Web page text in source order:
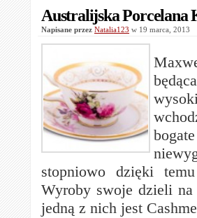
Australijska Porcelana
Napisane przez Natalia123 w 19 marca, 2013
stopniowo dzięki
Wyroby swoje dzieli
jedną z nich jest